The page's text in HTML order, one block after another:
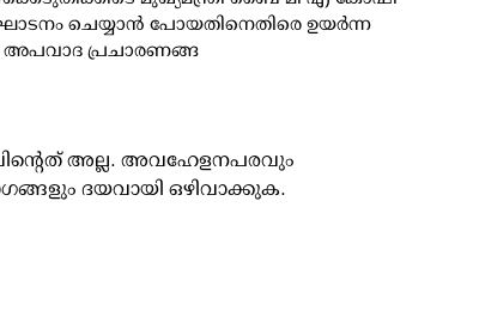
ചെയ്യാന്‍ പോയതിനെതിരെ ഉയര്‍ന്ന
പ്രചാരണങ്ങ
അല്ല. അവഹേളനപരവും
ദയവായി ഒഴിവാക്കുക.